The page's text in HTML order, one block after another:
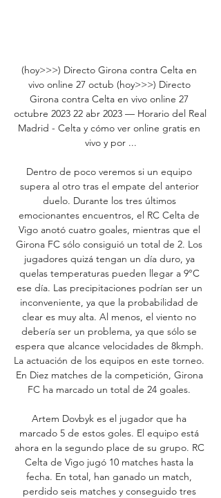
(hoy>>>) Directo Girona contra Celta en
vivo online 27 octub (hoy>>>) Directo
Girona contra Celta en vivo online 27
octubre 2023 22 abr 2023 — Horario del Real
Madrid - Celta y cómo ver online gratis en
vivo y por ...
Dentro de poco veremos si un equipo
supera al otro tras el empate del anterior
duelo. Durante los tres últimos
emocionantes encuentros, el RC Celta de
Vigo anotó cuatro goales, mientras que el
Girona FC sólo consiguió un total de 2. Los
jugadores quizá tengan un día duro, ya
quelas temperaturas pueden llegar a 9°C
ese día. Las precipitaciones podrían ser un
inconveniente, ya que la probabilidad de
clear es muy alta. Al menos, el viento no
debería ser un problema, ya que sólo se
espera que alcance velocidades de 8kmph.
La actuación de los equipos en este torneo.
En Diez matches de la competición, Girona
FC ha marcado un total de 24 goales.
Artem Dovbyk es el jugador que ha
marcado 5 de estos goles. El equipo está
ahora en la segundo place de su grupo. RC
Celta de Vigo jugó 10 matches hasta la
fecha. En total, han ganado un match,
perdido seis matches y conseguido tres